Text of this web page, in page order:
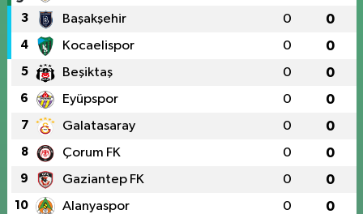
3 Başakşehir 0 0
4 Kocaelispor 0 0
5 Beşiktaş 0 0
6 Eyüpspor 0 0
7 Galatasaray 0 0
8 Çorum FK 0 0
9 Gaziantep FK 0 0
10 Alanyaspor 0 0